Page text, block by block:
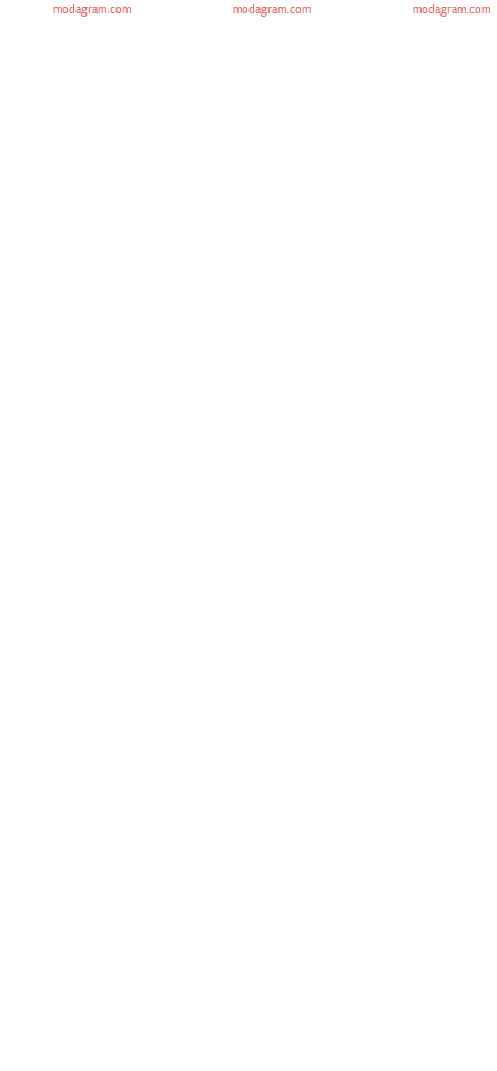
modagram.com
modagram.com
modagram.com